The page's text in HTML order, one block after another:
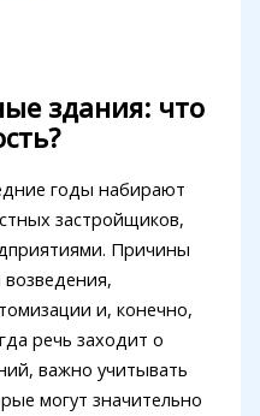
здания: что
годы набирают
застройщиков,
Причины
и, конечно,
речь заходит о
важно учитывать
могут значительно